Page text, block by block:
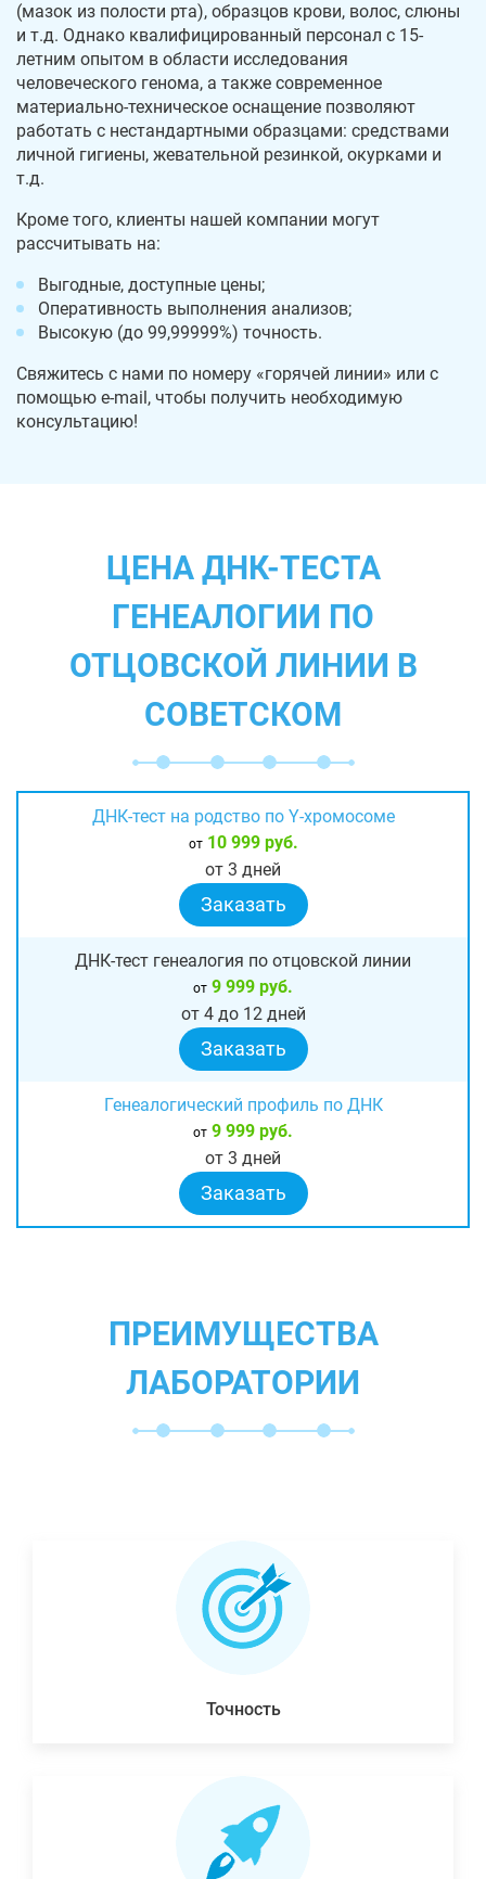
(мазок из полости рта), образцов крови, волос, слюны
и т.д. Однако квалифицированный персонал с 15-
летним опытом в области исследования
человеческого генома, а также современное
материально-техническое оснащение позволяют
работать с нестандартными образцами: средствами
личной гигиены, жевательной резинкой, окурками и
т.д.
Кроме того, клиенты нашей компании могут
рассчитывать на:
Выгодные, доступные цены;
Оперативность выполнения анализов;
Высокую (до 99,99999%) точность.
Свяжитесь с нами по номеру «горячей линии» или с
помощью e-mail, чтобы получить необходимую
консультацию!
ЦЕНА ДНК-ТЕСТА
ГЕНЕАЛОГИИ ПО
ОТЦОВСКОЙ ЛИНИИ В
СОВЕТСКОМ
ДНК-тест на родство по Y-хромосоме
от10 999 руб.
от 3 дней
Заказать
ДНК-тест генеалогия по отцовской линии
от 9 999 руб.
от 4 до 12 дней
Заказать
Генеалогический профиль по ДНК
от 9 999 руб.
от 3 дней
Заказать
ПРЕИМУЩЕСТВА
ЛАБОРАТОРИИ
Точность